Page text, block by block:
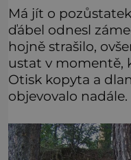
Má jít o
ďábel odnesl
hojně strašilo,
ustat v momentě,
Otisk kopyta a
objevovalo nadále.